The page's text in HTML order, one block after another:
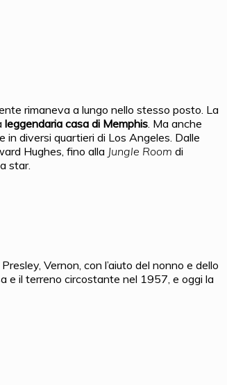
rimaneva a lungo nello stesso posto. La
leggendaria casa di Memphis. Ma anche
e in diversi quartieri di Los Angeles. Dalle
Hughes, fino alla Jungle Room di
star.
Vernon, con l’aiuto del nonno e dello
e il terreno circostante nel 1957, e oggi la